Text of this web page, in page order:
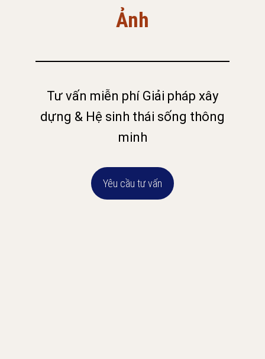
Ảnh
Tư vấn miễn phí Giải pháp xây
dựng & Hệ sinh thái sống thông
minh
Yêu cầu tư vấn